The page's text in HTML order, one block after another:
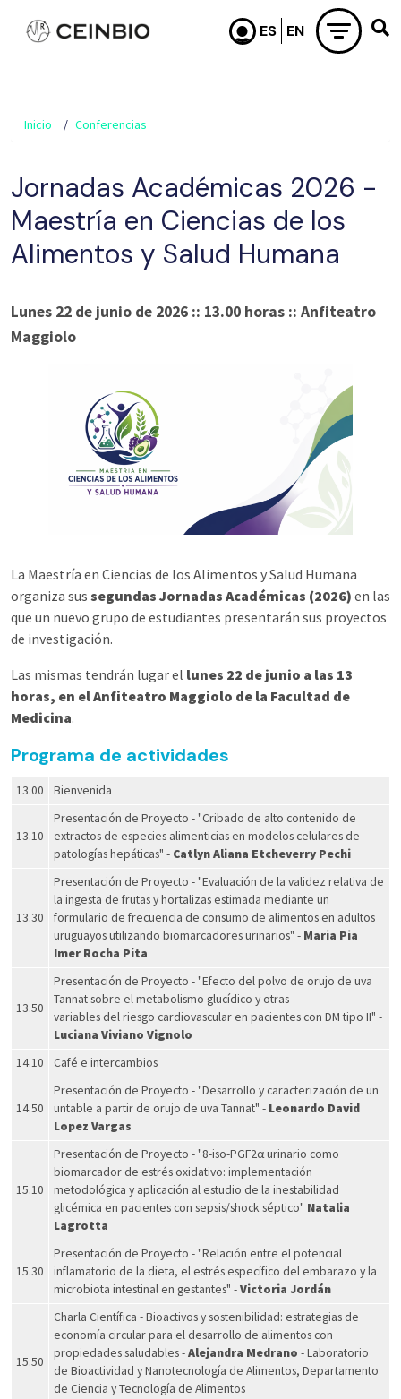
Pasar al contenido principal
Inicio Conferencias
Jornadas Académicas 2026 -
Maestría en Ciencias de los
Alimentos y Salud Humana
Lunes 22 de junio de 2026 :: 13.00 horas :: Anfiteatro
Maggiolo
La Maestría en Ciencias de los Alimentos y Salud Humana
organiza sus segundas Jornadas Académicas (2026) en las
que un nuevo grupo de estudiantes presentarán sus proyectos
de investigación.
Las mismas tendrán lugar el lunes 22 de junio a las 13
horas, en el Anfiteatro Maggiolo de la Facultad de
Medicina.
Programa de actividades
13.00 Bienvenida
13.10
Presentación de Proyecto - "Cribado de alto contenido de
extractos de especies alimenticias en modelos celulares de
patologías hepáticas" - Catlyn Aliana Etcheverry Pechi
13.30
Presentación de Proyecto - "Evaluación de la validez relativa de
la ingesta de frutas y hortalizas estimada mediante un
formulario de frecuencia de consumo de alimentos en adultos
uruguayos utilizando biomarcadores urinarios" - Maria Pia
Imer Rocha Pita
13.50
Presentación de Proyecto - "Efecto del polvo de orujo de uva
Tannat sobre el metabolismo glucídico y otras
variables del riesgo cardiovascular en pacientes con DM tipo II" -
Luciana Viviano Vignolo
14.10
Café e intercambios
14.50
Presentación de Proyecto - "Desarrollo y caracterización de un
untable a partir de orujo de uva Tannat" - Leonardo David
Lopez Vargas
15.10
Presentación de Proyecto - "8-iso-PGF2α urinario como
biomarcador de estrés oxidativo: implementación
metodológica y aplicación al estudio de la inestabilidad
glicémica en pacientes con sepsis/shock séptico" Natalia
Lagrotta
15.30
Presentación de Proyecto - "Relación entre el potencial
inflamatorio de la dieta, el estrés específico del embarazo y la
microbiota intestinal en gestantes" -Victoria Jordán
15.50
Charla Científica - Bioactivos y sostenibilidad: estrategias de
economía circular para el desarrollo de alimentos con
propiedades saludables -Alejandra Medrano - Laboratorio
de Bioactividad y Nanotecnología de Alimentos, Departamento
de Ciencia y Tecnología de Alimentos